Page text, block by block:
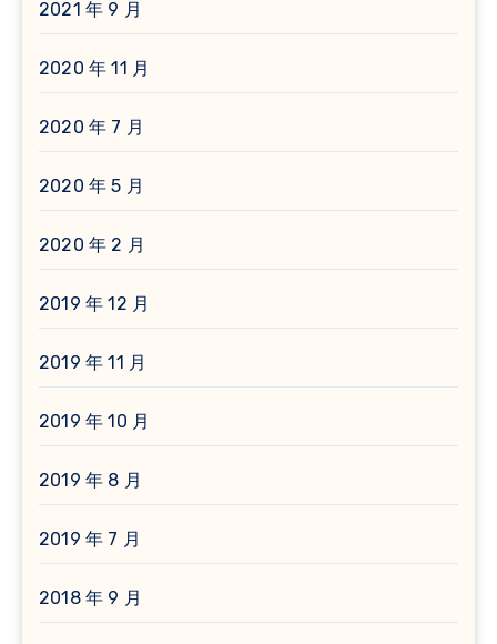
2021 年 9 月
2020 年 11 月
2020 年 7 月
2020 年 5 月
2020 年 2 月
2019 年 12 月
2019 年 11 月
2019 年 10 月
2019 年 8 月
2019 年 7 月
2018 年 9 月